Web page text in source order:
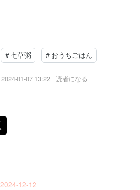
#七草粥 # おうちごはん
2024-01-07 13:22 読者になる
2024-12-12